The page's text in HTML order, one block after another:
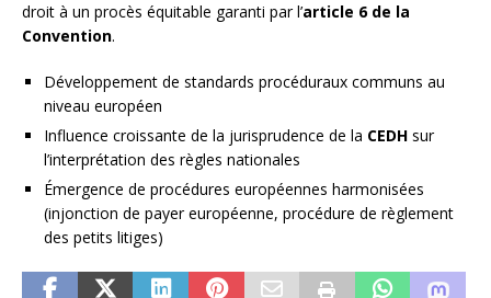
droit à un procès équitable garanti par l’article 6 de la
Convention.
Développement de standards procéduraux communs au
niveau européen
Influence croissante de la jurisprudence de la CEDH sur
l’interprétation des règles nationales
Émergence de procédures européennes harmonisées
(injonction de payer européenne, procédure de règlement
des petits litiges)